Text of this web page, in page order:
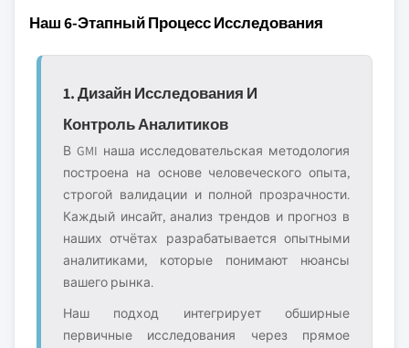
Наш 6-Этапный Процесс Исследования
1. Дизайн Исследования И
Контроль Аналитиков
В GMI наша исследовательская методология
построена на основе человеческого опыта,
строгой валидации и полной прозрачности.
Каждый инсайт, анализ трендов и прогноз в
наших отчётах разрабатывается опытными
аналитиками, которые понимают нюансы
вашего рынка.
Наш подход интегрирует обширные
первичные исследования через прямое